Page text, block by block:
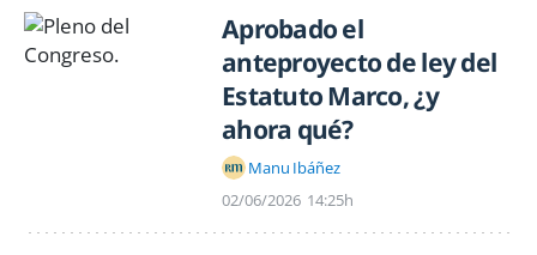
Aprobado el
anteproyecto de ley del
Estatuto Marco, ¿y
ahora qué?
Manu Ibáñez
02/06/2026 14:25h